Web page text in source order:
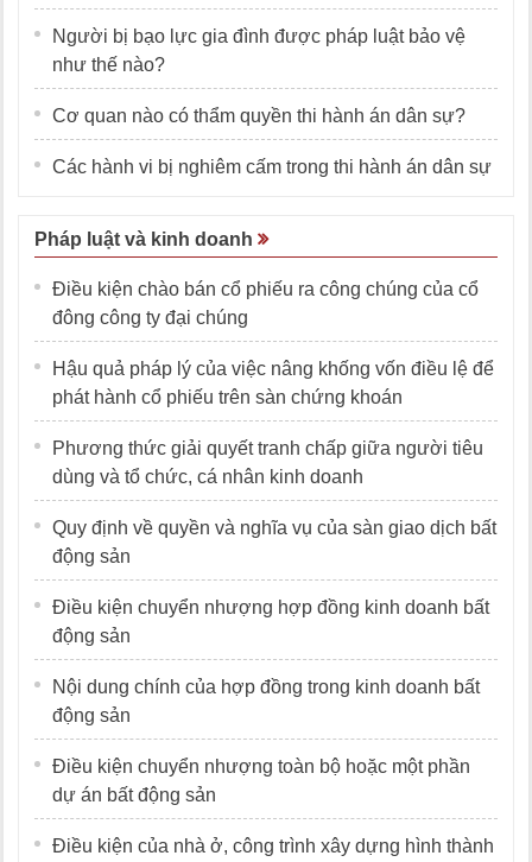
Người bị bạo lực gia đình được pháp luật bảo vệ
như thế nào?
Cơ quan nào có thẩm quyền thi hành án dân sự?
Các hành vi bị nghiêm cấm trong thi hành án dân sự
Pháp luật và kinh doanh
Điều kiện chào bán cổ phiếu ra công chúng của cổ
đông công ty đại chúng
Hậu quả pháp lý của việc nâng khống vốn điều lệ để
phát hành cổ phiếu trên sàn chứng khoán
Phương thức giải quyết tranh chấp giữa người tiêu
dùng và tổ chức, cá nhân kinh doanh
Quy định về quyền và nghĩa vụ của sàn giao dịch bất
động sản
Điều kiện chuyển nhượng hợp đồng kinh doanh bất
động sản
Nội dung chính của hợp đồng trong kinh doanh bất
động sản
Điều kiện chuyển nhượng toàn bộ hoặc một phần
dự án bất động sản
Điều kiện của nhà ở, công trình xây dựng hình thành